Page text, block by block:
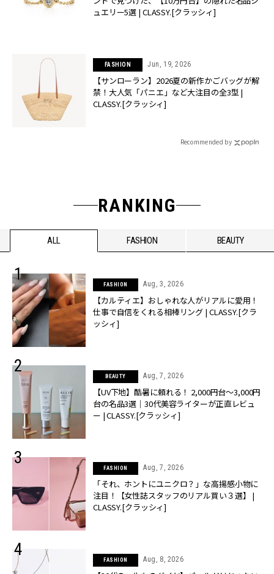
ュエリー5選 | CLASSY.[クラッシィ]
FASHION Jun, 19, 2026
【サンローラン】2026夏の新作かごバッグが解
禁！大人気「パニエ」など大注目の全3型 |
CLASSY.[クラッシィ]
Recommended by
RANKING
ALL FASHION BEAUTY
FASHION Aug, 3, 2026
【カルティエ】おしゃれな人がリアルに愛用！
仕事で自信をくれる相棒リング | CLASSY.[クラ
ッシィ]
BEAUTY Aug, 7, 2026
【UV下地】酷暑に頼れる！ 2,000円台〜3,000円
台の名品3選｜30代美容ライターが正直レビュ
ー | CLASSY.[クラッシィ]
FASHION Aug, 7, 2026
「それ、ホントにユニクロ？」な高揚感小物に
注目！【女性誌スタッフのリアル買い３選】 |
CLASSY.[クラッシィ]
FASHION Aug, 8, 2026